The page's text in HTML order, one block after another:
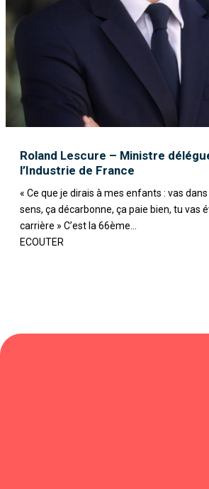
Roland Lescure – Ministre
l’Industrie de France
« Ce que je dirais à mes enfants : vas dans
sens, ça décarbonne, ça paie bien, tu vas
carrière » C’est la 66ème...
ECOUTER